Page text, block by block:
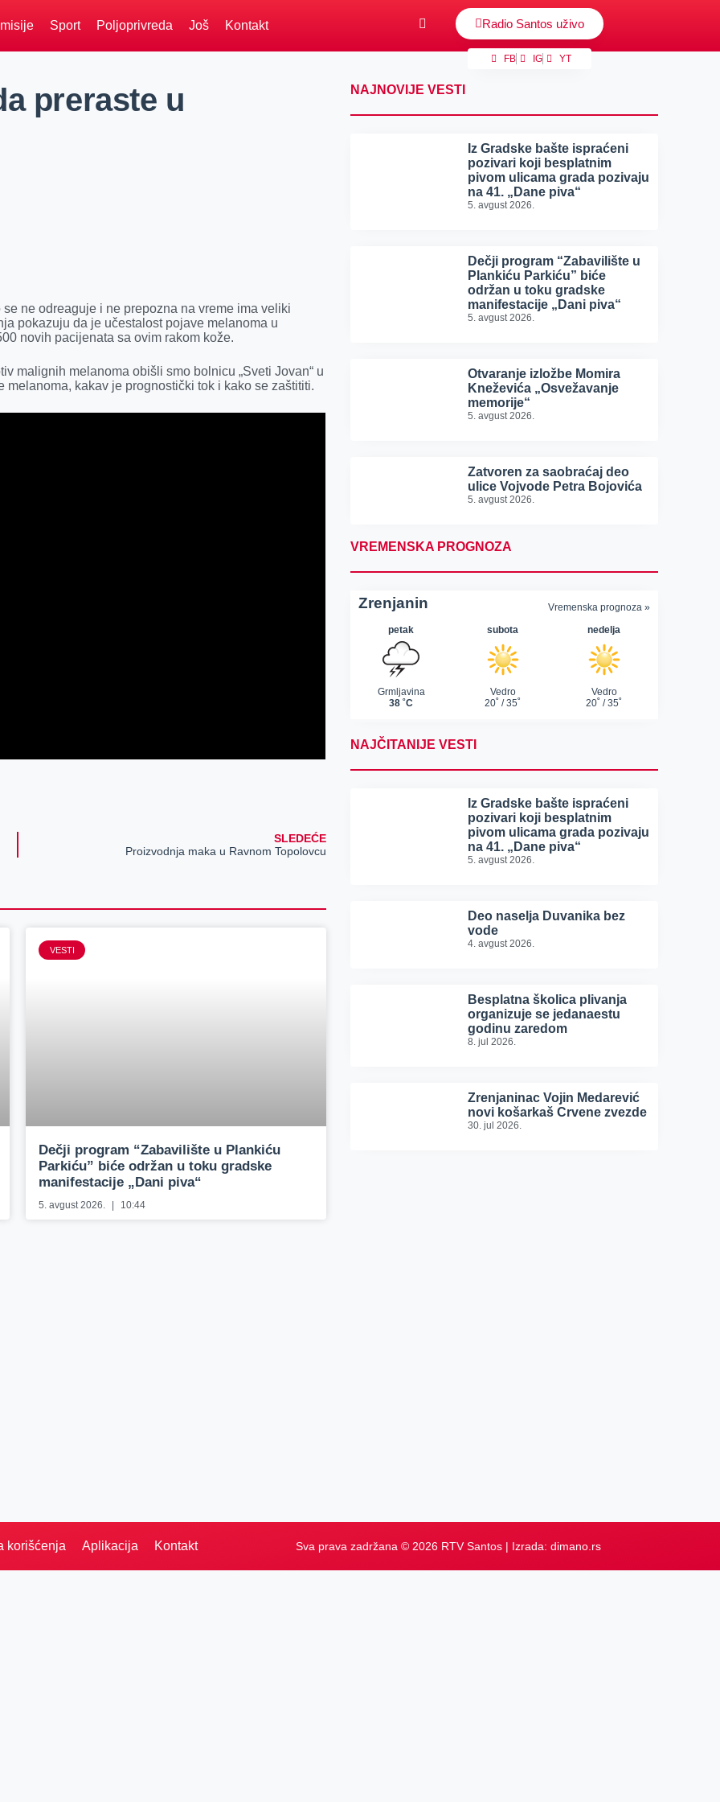
Sport Poljoprivreda Još Kontakt Radio Santos uživo
FB IG YT
preraste u
ne odreaguje i ne prepozna na vreme ima veliki
pokazuju da je učestalost pojave melanoma u
novih pacijenata sa ovim rakom kože.
malignih melanoma obišli smo bolnicu „Sveti Jovan“ u
kakav je prognostički tok i kako se zaštititi.
SLEDEĆE
Proizvodnja maka u Ravnom Topolovcu
VESTI
Dečji program “Zabavilište u Plankiću
Parkiću” biće održan u toku gradske
manifestacije „Dani piva“
5. avgust 2026. 10:44
NAJNOVIJE VESTI
Iz Gradske bašte ispraćeni
pozivari koji besplatnim
pivom ulicama grada pozivaju
na 41. „Dane piva“
5. avgust 2026.
Dečji program “Zabavilište u
Plankiću Parkiću” biće
održan u toku gradske
manifestacije „Dani piva“
5. avgust 2026.
Otvaranje izložbe Momira
Kneževića „Osvežavanje
memorije“
5. avgust 2026.
Zatvoren za saobraćaj deo
ulice Vojvode Petra Bojovića
5. avgust 2026.
VREMENSKA PROGNOZA
NAJČITANIJE VESTI
Iz Gradske bašte ispraćeni
pozivari koji besplatnim
pivom ulicama grada pozivaju
na 41. „Dane piva“
5. avgust 2026.
Deo naselja Duvanika bez
vode
4. avgust 2026.
Besplatna školica plivanja
organizuje se jedanaestu
godinu zaredom
8. jul 2026.
Zrenjaninac Vojin Medarević
novi košarkaš Crvene zvezde
30. jul 2026.
korišćenja Aplikacija Kontakt Sva prava zadržana © 2026 RTV Santos | Izrada: dimano.rs